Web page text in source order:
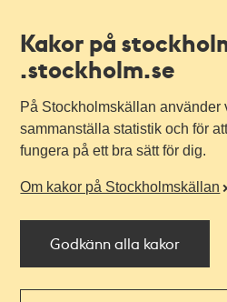
Kakor på
.stockholm.se
På Stockholmskällan använder
sammanställa statistik och för
fungera på ett bra sätt för dig.
Om kakor på Stockholmskällan
Godkänn alla kakor